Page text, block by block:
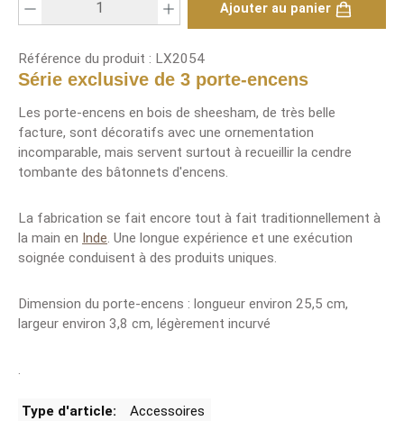
Ajouter au panier
Référence du produit : LX2054
Série exclusive de 3 porte-encens
Les porte-encens en bois de sheesham, de très belle
facture, sont décoratifs avec une ornementation
incomparable, mais servent surtout à recueillir la cendre
tombante des bâtonnets d'encens.
La fabrication se fait encore tout à fait traditionnellement à
la main en Inde. Une longue expérience et une exécution
soignée conduisent à des produits uniques.
Dimension du porte-encens : longueur environ 25,5 cm,
largeur environ 3,8 cm, légèrement incurvé
.
Type d'article: Accessoires